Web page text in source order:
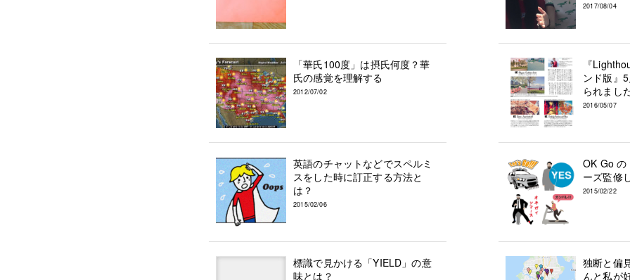
「華氏100度」は摂氏何度？華
氏の感覚を理解する
2012/07/02
英語のチャットなどでスペルミ
スをした時に訂正する方法と
は？
2015/02/06
標識で見かける「YIELD」の意
味とは？
2017/08/04
『
ンド版』
られまし
2016/05/07
OK Go の
ーズ監修
2015/02/22
独断と偏
んと私が